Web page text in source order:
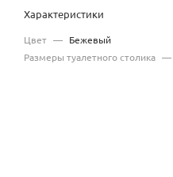
Характеристики
Цвет — Бежевый
Размеры туалетного столика —